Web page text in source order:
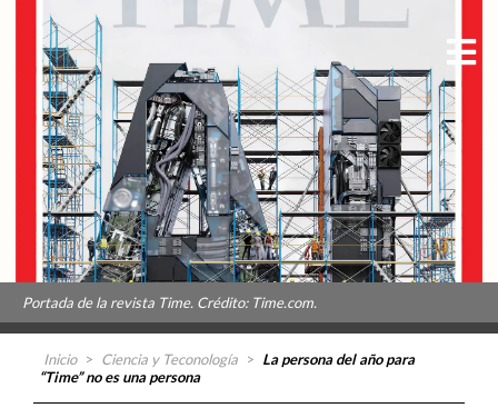
Portada de la revista Time. Crédito: Time.com.
Inicio > Ciencia y Teconología > La persona del año para
“Time” no es una persona